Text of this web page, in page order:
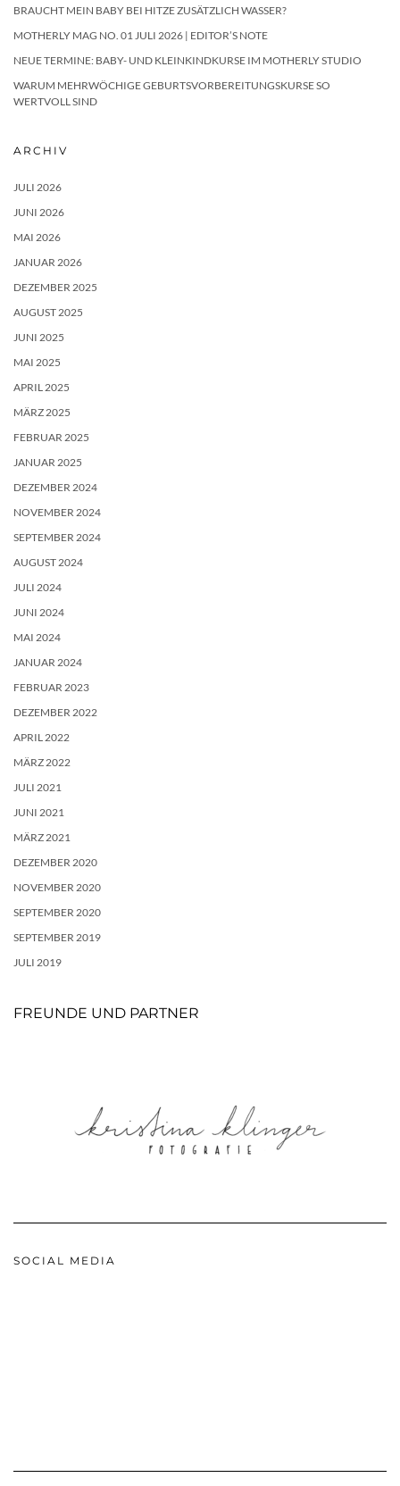
BRAUCHT MEIN BABY BEI HITZE ZUSÄTZLICH WASSER?
MOTHERLY MAG NO. 01 JULI 2026 | EDITOR’S NOTE
NEUE TERMINE: BABY- UND KLEINKINDKURSE IM MOTHERLY STUDIO
WARUM MEHRWÖCHIGE GEBURTSVORBEREITUNGSKURSE SO
WERTVOLL SIND
ARCHIV
JULI 2026
JUNI 2026
MAI 2026
JANUAR 2026
DEZEMBER 2025
AUGUST 2025
JUNI 2025
MAI 2025
APRIL 2025
MÄRZ 2025
FEBRUAR 2025
JANUAR 2025
DEZEMBER 2024
NOVEMBER 2024
SEPTEMBER 2024
AUGUST 2024
JULI 2024
JUNI 2024
MAI 2024
JANUAR 2024
FEBRUAR 2023
DEZEMBER 2022
APRIL 2022
MÄRZ 2022
JULI 2021
JUNI 2021
MÄRZ 2021
DEZEMBER 2020
NOVEMBER 2020
SEPTEMBER 2020
SEPTEMBER 2019
JULI 2019
FREUNDE UND PARTNER
SOCIAL MEDIA